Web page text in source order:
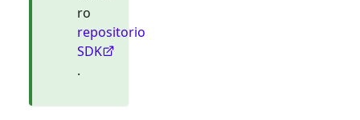
ro
repositorio
SDK
.